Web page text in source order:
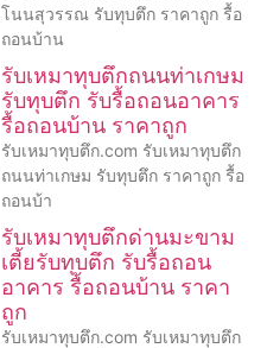
โนนสุวรรณ รับทุบตึก ราคาถูก รื้อ
ถอนบ้าน
รับเหมาทุบตึกถนนท่าเกษม
รับทุบตึก รับรื้อถอนอาคาร
รื้อถอนบ้าน ราคาถูก
รับเหมาทุบตึก.com รับเหมาทุบตึก
ถนนท่าเกษม รับทุบตึก ราคาถูก รื้อ
ถอนบ้า
รับเหมาทุบตึกด่านมะขาม
เตี้ยรับทุบตึก รับรื้อถอน
อาคาร รื้อถอนบ้าน ราคา
ถูก
รับเหมาทุบตึก.com รับเหมาทุบตึก